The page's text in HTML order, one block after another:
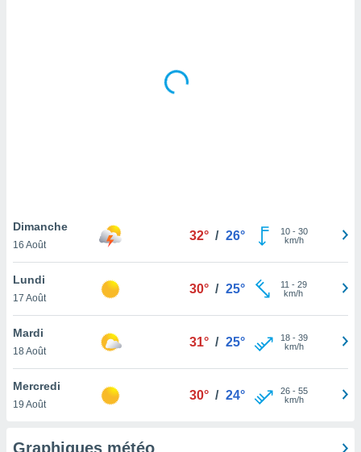
notre
que
et que
Dimanche
16 Août
32° / 26° 10- 30
km/h
Lundi
17 Août
30° / 25° 11 - 29
km/h
Mardi
18 Août
31° / 25° 18- 39
km/h
Mercredi
19 Août
30° / 24° 26- 55
km/h
Graphiques météo